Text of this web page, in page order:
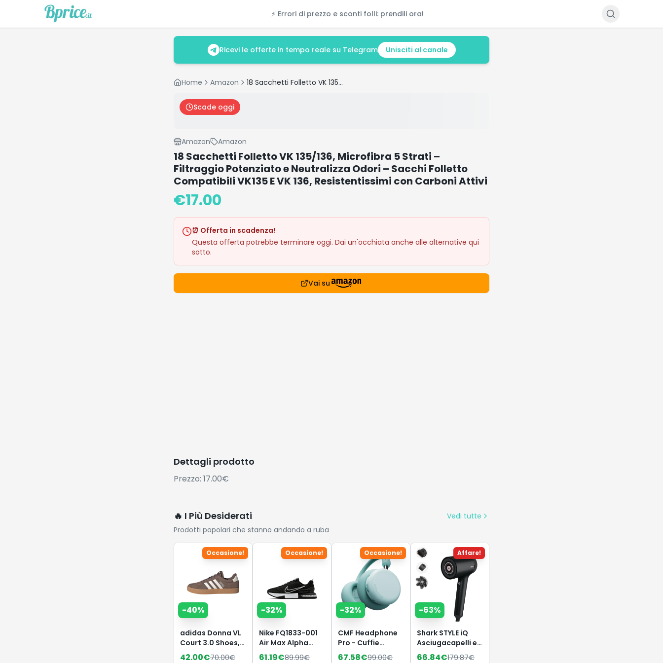
⚡ Errori di prezzo e sconti folli: prendili ora!
Ricevi le offerte in tempo reale su Telegram Unisciti al canale
Home Amazon 18 Sacchetti Folletto VK 135/136, Microfibra 5 Strati – Filtraggio Potenziato e Neutralizza Odori – Sacchi Folletto Compatibili VK135 E VK 136, Resistentissimi con Carboni Attivi
Scade oggi
Amazon Amazon
18 Sacchetti Folletto VK 135/136, Microfibra 5 Strati –
Filtraggio Potenziato e Neutralizza Odori – Sacchi Folletto
Compatibili VK135 E VK 136, Resistentissimi con Carboni Attivi
€17.00
⏰ Offerta in scadenza!
Questa offerta potrebbe terminare oggi. Dai un'occhiata anche alle alternative qui
sotto.
Vai su
Dettagli prodotto
Prezzo: 17.00€
🔥 I Più Desiderati
Vedi tutte
Prodotti popolari che stanno andando a ruba
Occasione!
-40%
adidas Donna VL
Court 3.0 Shoes,
Earth
42.00€70.00€
Occasione!
-32%
Nike FQ1833-001
Air Max Alpha
Trainer 6 Uomo,
61.19€89.99€
Occasione!
-32%
CMF Headphone
Pro - Cuffie
Bluetooth Over-
67.58€99.00€
Affare!
-63%
Shark STYLE iQ
Asciugacapelli e
Styler per Capelli
66.84€179.87€